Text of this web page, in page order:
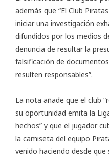
además que “El Club
iniciar una investigación
difundidos por los medios
denuncia de resultar la
falsificación de
resulten responsables”.
La nota añade que el club
su oportunidad emita la
hechos” y que el jugador
la camiseta del equipo
venido haciendo desde